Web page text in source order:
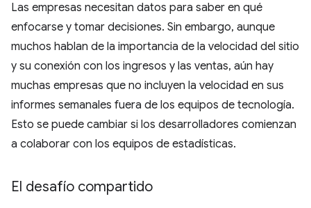
Las empresas necesitan datos para saber en qué
enfocarse y tomar decisiones. Sin embargo, aunque
muchos hablan de la importancia de la velocidad del sitio
y su conexión con los ingresos y las ventas, aún hay
muchas empresas que no incluyen la velocidad en sus
informes semanales fuera de los equipos de tecnología.
Esto se puede cambiar si los desarrolladores comienzan
a colaborar con los equipos de estadísticas.
El desafío compartido